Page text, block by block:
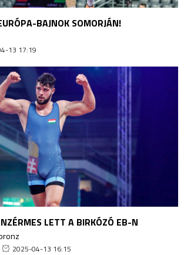
BAJNOK SOMORJÁN!
13 17:19
LETT A BIRKÓZÓ EB-N
2025-04-13 16:15